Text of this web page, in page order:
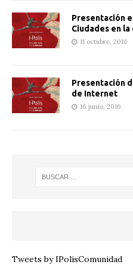
Presentación
Ciudades en
11 octubre, 2016
Presentación
de Internet
16 junio, 2016
Tweets by IPolisComunidad